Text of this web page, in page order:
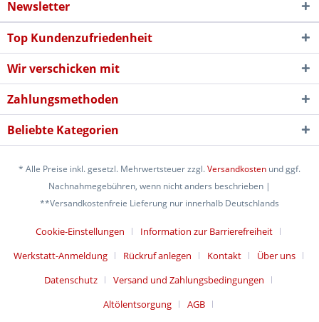
Newsletter
Top Kundenzufriedenheit
Wir verschicken mit
Zahlungsmethoden
Beliebte Kategorien
* Alle Preise inkl. gesetzl. Mehrwertsteuer zzgl.Versandkosten und ggf.
Nachnahmegebühren, wenn nicht anders beschrieben |
**Versandkostenfreie Lieferung nur innerhalb Deutschlands
Cookie-Einstellungen
Information zur Barrierefreiheit
Werkstatt-Anmeldung
Rückruf anlegen Kontakt
Über uns
Datenschutz
Versand und Zahlungsbedingungen
Altölentsorgung
AGB